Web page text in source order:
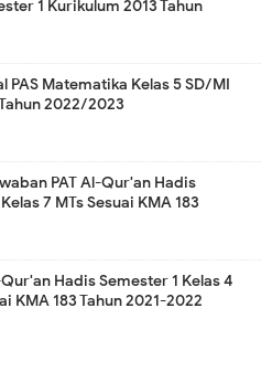
1 Kurikulum 2013 Tahun
PAS Matematika Kelas 5 SD/MI
2022/2023
PAT Al-Qur'an Hadis
7 MTs Sesuai KMA 183
Hadis Semester 1 Kelas 4
KMA 183 Tahun 2021-2022